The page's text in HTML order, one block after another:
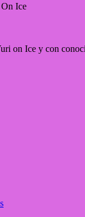
Ice
on Ice y con